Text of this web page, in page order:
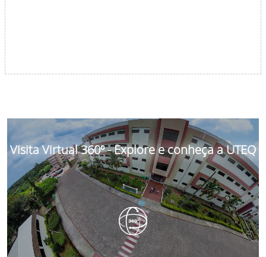
Visita Virtual 360º - Explore e conheça a UTEQ